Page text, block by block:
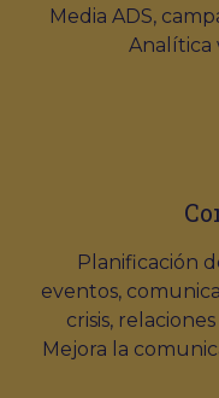
Media ADS,
Analítica
Planificación
eventos,
crisis,
Mejora la